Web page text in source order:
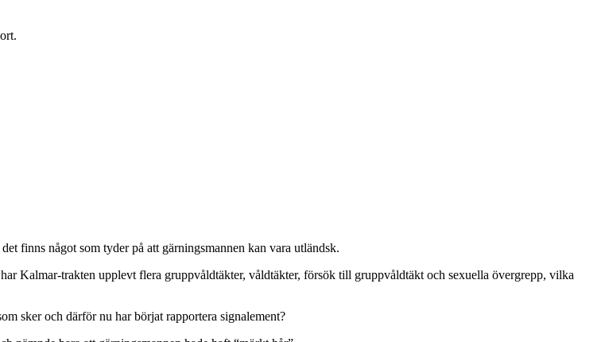
finns något som tyder på att gärningsmannen kan vara utländsk.
Kalmar-trakten upplevt flera gruppvåldtäkter, våldtäkter, försök till gruppvåldtäkt och sexuella övergrepp, vilka
sker och därför nu har börjat rapportera signalement?